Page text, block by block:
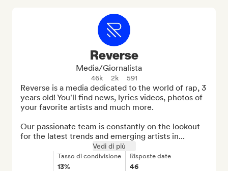
Reverse
Media/Giornalista
46k 2k 591
Reverse is a media dedicated to the world of rap, 3
years old! You'll find news, lyrics videos, photos of
your favorite artists and much more.
Our passionate team is constantly on the lookout
for the latest trends and emerging artists in...
Vedi di più
Tasso di condivisione
13%
Risposte date
46